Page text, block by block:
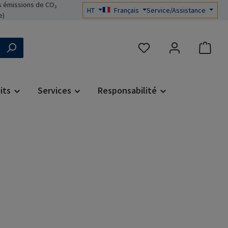
de CO₂
HT Français Service/Assistance
Vous avez 0 articles
Services Responsabilité